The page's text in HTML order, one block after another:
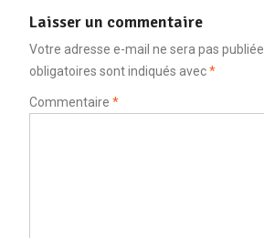
Laisser un commentaire
Votre adresse e-mail ne sera pas publiée.
obligatoires sont indiqués avec*
Commentaire *